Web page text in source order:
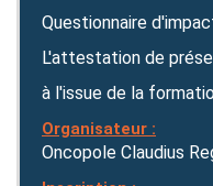
Questionnaire
L'attestation de
à l'issue de la
Organisateur :
Oncopole Claudius